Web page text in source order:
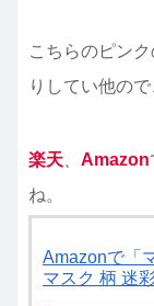
こちらのピン
りしてい他の
楽天、 Amazon
ね。
Amazonで「
マスク 柄 迷